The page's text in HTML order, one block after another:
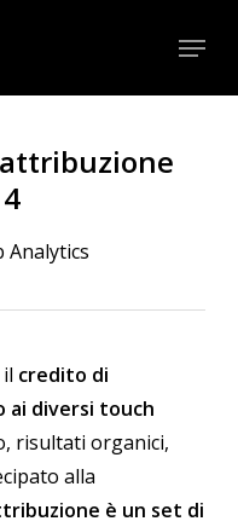
Menu
Analytics
credito di
ai diversi touch
risultati organici,
alla
è un set di